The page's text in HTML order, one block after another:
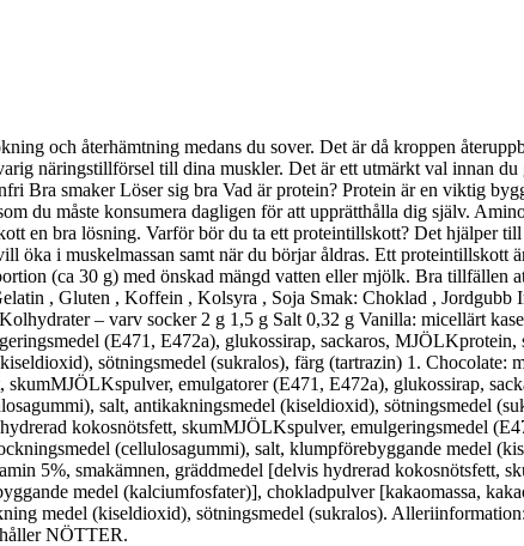
och återhämtning medans du sover. Det är då kroppen
näringstillförsel till dina muskler. Det är ett utmärkt val innan du
Bra smaker Löser sig bra Vad är protein? Protein är en viktig
du måste konsumera dagligen för att upprätthålla dig själv.
en bra lösning. Varför bör du ta ett proteintillskott? Det hjälper
i muskelmassan samt när du börjar åldras. Ett proteintillskott
(ca 30 g) med önskad mängd vatten eller mjölk. Bra tillfällen
, Gluten , Koffein , Kolsyra , Soja Smak: Choklad ,
– varv socker 2 g 1,5 g Salt 0,32 g Vanilla: micellärt
(E471, E472a), glukossirap, sackaros,
sötningsmedel (sukralos), färg (tartrazin) 1. Chocolate:
emulgatorer (E471, E472a), glukossirap,
salt, antikakningsmedel (kiseldioxid), sötningsmedel
kokosnötsfett, skumMJÖLKspulver, emulgeringsmedel
(cellulosagummi), salt, klumpförebyggande medel
5%, smakämnen, gräddmedel [delvis hydrerad kokosnötsfett,
medel (kalciumfosfater)], chokladpulver [kakaomassa,
medel (kiseldioxid), sötningsmedel (sukralos).
NÖTTER.